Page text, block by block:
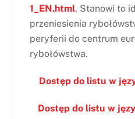
1_EN.html. Stanowi to
przeniesienia
peryferii do centrum
rybołówstwa.
Dostęp do listu w
Dostęp do listu w